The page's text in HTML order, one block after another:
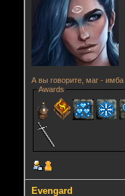
А вы говорите, маг - имба
Awards
Evengard